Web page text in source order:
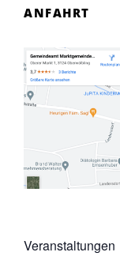
ANFAHRT
Veranstaltungen